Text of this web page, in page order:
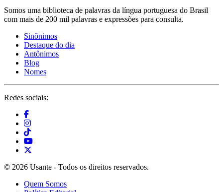
Somos uma biblioteca de palavras da língua portuguesa do Brasil
com mais de 200 mil palavras e expressões para consulta.
Sinônimos
Destaque do dia
Antônimos
Blog
Nomes
Redes sociais:
© 2026 Usante - Todos os direitos reservados.
Quem Somos